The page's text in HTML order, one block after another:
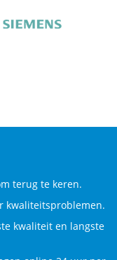
terug te keren.
kwaliteitsproblemen.
kwaliteit en langste